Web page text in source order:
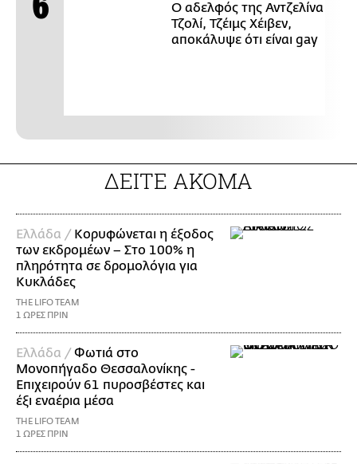
Ο αδελφός της Αντζελίνα
Τζολί, Τζέιμς Χέιβεν,
αποκάλυψε ότι είναι gay
ΔΕΙΤΕ ΑΚΟΜΑ
Ελλάδα / Κορυφώνεται η έξοδος
των εκδρομέων – Στο 100% η
πληρότητα σε δρομολόγια για
Κυκλάδες
THE LIFO TEAM
1 ΩΡΕΣ ΠΡΙΝ
Ελλάδα / Φωτιά στο
Μονοπήγαδο Θεσσαλονίκης -
Επιχειρούν 61 πυροσβέστες και
έξι εναέρια μέσα
THE LIFO TEAM
1 ΩΡΕΣ ΠΡΙΝ